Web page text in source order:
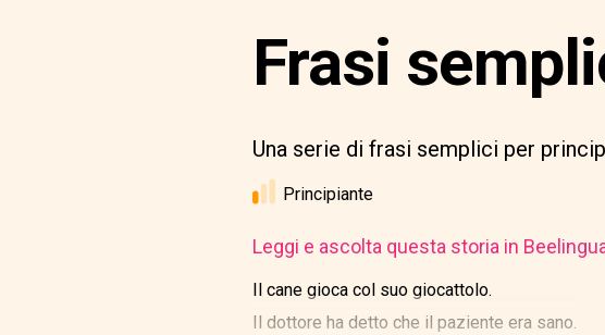
Frasi
Una serie di frasi semplici per
Principiante
Leggi e ascolta questa storia in
Il cane gioca col suo giocattolo.
Il dottore ha detto che il paziente era sano.